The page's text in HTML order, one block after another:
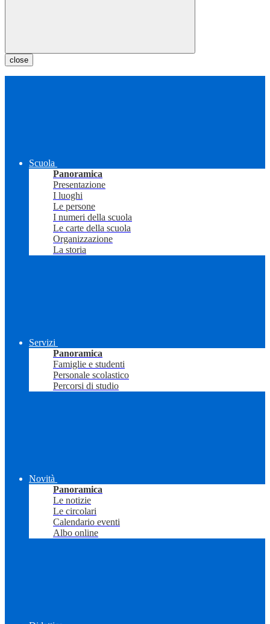
close
Scuola
Panoramica
Presentazione
I luoghi
Le persone
I numeri della scuola
Le carte della scuola
Organizzazione
La storia
Servizi
Panoramica
Famiglie e studenti
Personale scolastico
Percorsi di studio
Novità
Panoramica
Le notizie
Le circolari
Calendario eventi
Albo online